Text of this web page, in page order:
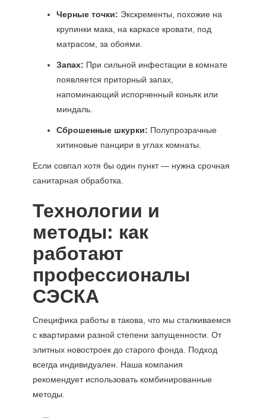
Черные точки: Экскременты, похожие на
крупинки мака, на каркасе кровати, под
матрасом, за обоями.
Запах: При сильной инфестации в комнате
появляется приторный запах,
напоминающий испорченный коньяк или
миндаль.
Сброшенные шкурки: Полупрозрачные
хитиновые панцири в углах комнаты.
Если совпал хотя бы один пункт — нужна срочная
санитарная обработка.
Технологии и
методы: как
работают
профессионалы
СЭСКА
Специфика работы в такова, что мы сталкиваемся
с квартирами разной степени запущенности. От
элитных новостроек до старого фонда. Подход
всегда индивидуален. Наша компания
рекомендует использовать комбинированные
методы.